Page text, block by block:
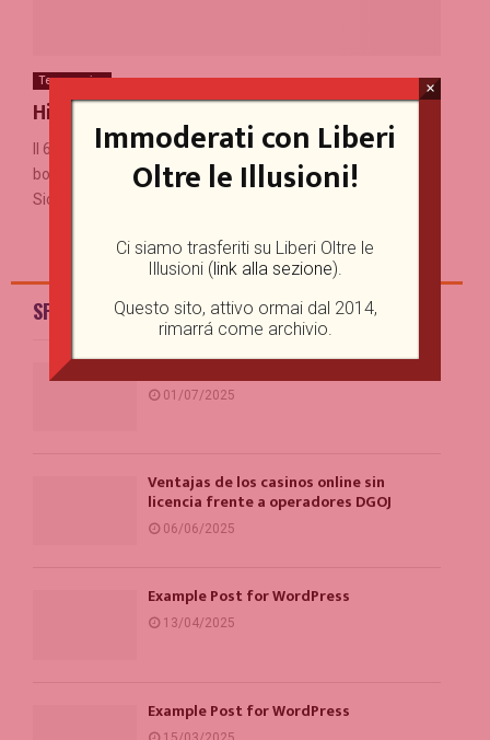
Terza pagina
Hiroshima e Nagasaki
Il 6 e il 9 agosto si compiono settanta anni dal lancio delle
bombe atomiche rispettivamente su Hiroshima e Nagasaki.
Sicuramente stampa e media internazionali saranno...
SPEAKER'S CORNER
01/07/2025
Ventajas de los casinos online sin
licencia frente a operadores DGOJ
06/06/2025
Example Post for WordPress
13/04/2025
Example Post for WordPress
Immoderati con Liberi
Oltre le Illusioni!
Ci siamo trasferiti su Liberi Oltre le
Illusioni (link alla sezione).
Questo sito, attivo ormai dal 2014,
rimarrá come archivio.
×